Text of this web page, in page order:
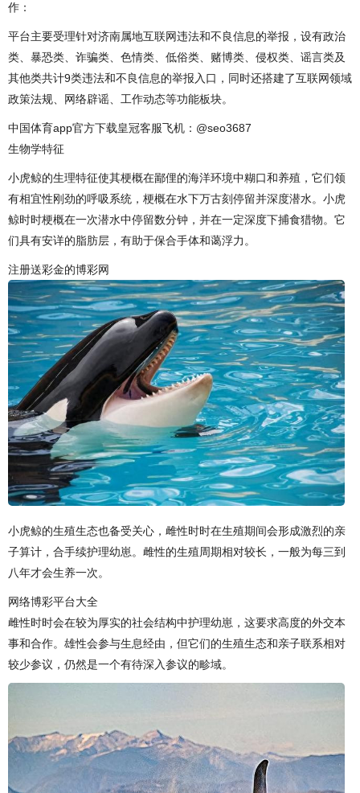
作：
平台主要受理针对济南属地互联网违法和不良信息的举报，设有政治
类、暴恐类、诈骗类、色情类、低俗类、赌博类、侵权类、谣言类及
其他类共计9类违法和不良信息的举报入口，同时还搭建了互联网领域
政策法规、网络辟谣、工作动态等功能板块。
中国体育app官方下载皇冠客服飞机：@seo3687
生物学特征
小虎鲸的生理特征使其梗概在鄙俚的海洋环境中糊口和养殖，它们领
有相宜性刚劲的呼吸系统，梗概在水下万古刻停留并深度潜水。小虎
鲸时时梗概在一次潜水中停留数分钟，并在一定深度下捕食猎物。它
们具有安详的脂肪层，有助于保合手体和蔼浮力。
注册送彩金的博彩网
小虎鲸的生殖生态也备受关心，雌性时时在生殖期间会形成激烈的亲
子算计，合手续护理幼崽。雌性的生殖周期相对较长，一般为每三到
八年才会生养一次。
网络博彩平台大全
雌性时时会在较为厚实的社会结构中护理幼崽，这要求高度的外交本
事和合作。雄性会参与生息经由，但它们的生殖生态和亲子联系相对
较少参议，仍然是一个有待深入参议的畛域。